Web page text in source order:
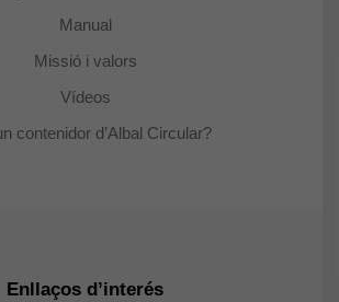
Manual
Missió i valors
Vídeos
contenidor d’Albal Circular?
Enllaços d’interés